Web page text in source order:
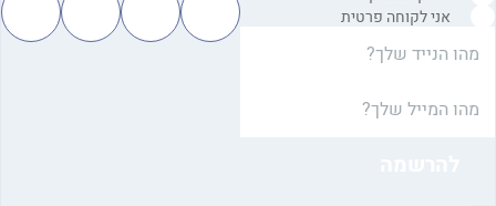
אני לקוחה פרטית